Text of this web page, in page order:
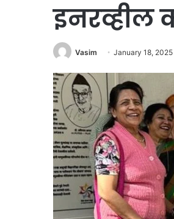
इनरव्हील
Vasim January 18, 2025